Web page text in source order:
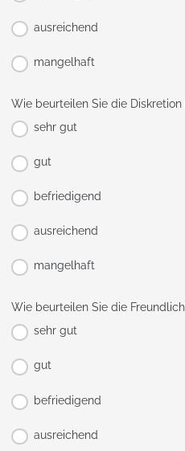
ausreichend
mangelhaft
Wie beurteilen Sie die Diskretion
sehr gut
gut
befriedigend
ausreichend
mangelhaft
Wie beurteilen Sie die
sehr gut
gut
befriedigend
ausreichend